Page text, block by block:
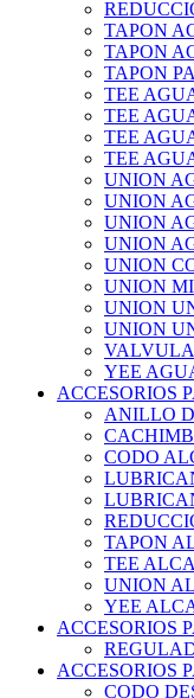
TAPON
TAPON
TAPON
TEE
TEE
TEE
TEE
UNION
UNION
UNION
UNION
UNION
UNION
UNION
UNION
VALVULA
YEE
ACCESORIOS
ANILLO
CODO
TAPON
TEE
UNION
YEE
ACCESORIOS
ACCESORIOS
CODO